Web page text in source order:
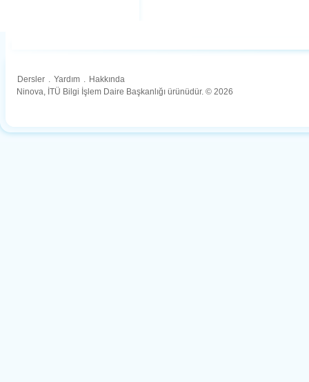
Dersler . Yardım . Hakkında
Ninova, İTÜ Bilgi İşlem Daire Başkanlığı ürünüdür. © 2026